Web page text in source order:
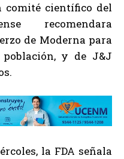
comité científico del
recomendara
de Moderna para
y de J&J
la FDA señala